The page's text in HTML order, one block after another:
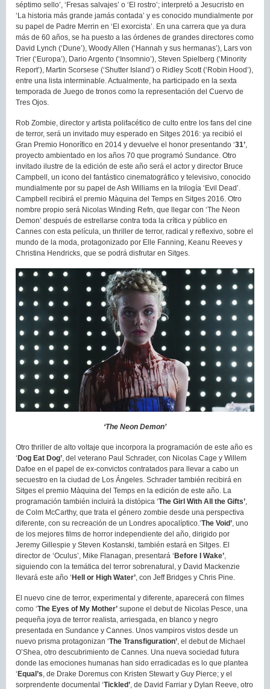
séptimo sello’, ‘Fresas salvajes’ o ‘El rostro’; interpretó a Jesucristo en
‘La historia más grande jamás contada’ y es conocido mundialmente por
su papel de Padre Merrin en ‘El exorcista’. En una carrera que ya dura
más de 60 años, se ha puesto a las órdenes de grandes directores como
David Lynch (‘Dune’), Woody Allen (‘Hannah y sus hermanas’), Lars von
Trier (‘Europa’), Dario Argento (‘Insomnio’), Steven Spielberg (‘Minority
Report’), Martin Scorsese (‘Shutter Island’) o Ridley Scott (‘Robin Hood’),
entre una lista interminable. Actualmente, ha participado en la sexta
temporada de Juego de tronos como la representación del Cuervo de
Tres Ojos.
Rob Zombie, director y artista polifacético de culto entre los fans del cine
de terror, será un invitado muy esperado en Sitges 2016: ya recibió el
Gran Premio Honorífico en 2014 y devuelve el honor presentando ‘31’,
proyecto ambientado en los años 70 que programó Sundance. Otro
invitado ilustre de la edición de este año será el actor y director Bruce
Campbell, un icono del fantástico cinematográfico y televisivo, conocido
mundialmente por su papel de Ash Williams en la trilogía ‘Evil Dead’.
Campbell recibirá el premio Màquina del Temps en Sitges 2016. Otro
nombre propio será Nicolas Winding Refn, que llegar con ‘The Neon
Demon’ después de estrellarse contra toda la crítica y público en
Cannes con esta película, un thriller de terror, radical y reflexivo, sobre el
mundo de la moda, protagonizado por Elle Fanning, Keanu Reeves y
Christina Hendricks, que se podrá disfrutar en Sitges.
‘The Neon Demon’
Otro thriller de alto voltaje que incorpora la programación de este año es
‘ Dog Eat Dog’, del veterano Paul Schrader, con Nicolas Cage y Willem
Dafoe en el papel de ex-convictos contratados para llevar a cabo un
secuestro en la ciudad de Los Ángeles. Schrader también recibirá en
Sitges el premio Màquina del Temps en la edición de este año. La
programación también incluirá la distópica ‘The Girl With All the Gifts’,
de Colm McCarthy, que trata el género zombie desde una perspectiva
diferente, con su recreación de un Londres apocalíptico.‘The Void’, uno
de los mejores films de horror independiente del año, dirigido por
Jeremy Gillespie y Steven Kostanski, también estará en Sitges. El
director de ‘Oculus’, Mike Flanagan, presentará ‘ Before I Wake’,
siguiendo con la temática del terror sobrenatural, y David Mackenzie
llevará este año ‘ Hell or High Water’, con Jeff Bridges y Chris Pine.
El nuevo cine de terror, experimental y diferente, aparecerá con filmes
como ‘The Eyes of My Mother’ supone el debut de Nicolas Pesce, una
pequeña joya de terror realista, arriesgada, en blanco y negro
presentada en Sundance y Cannes. Unos vampiros vistos desde un
nuevo prisma protagonizan ‘The Transfiguration’, el debut de Michael
O’Shea, otro descubrimiento de Cannes. Una nueva sociedad futura
donde las emociones humanas han sido erradicadas es lo que plantea
‘ Equal’s, de Drake Doremus con Kristen Stewart y Guy Pierce; y el
sorprendente documental ‘Tickled’, de David Farriar y Dylan Reeve, otro